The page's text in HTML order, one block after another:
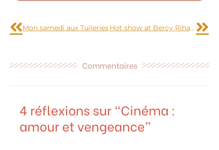
Mon samedi aux Tuileries Hot show at Bercy Rihanna
Commentaires
4 réflexions sur “Cinéma :
amour et vengeance”